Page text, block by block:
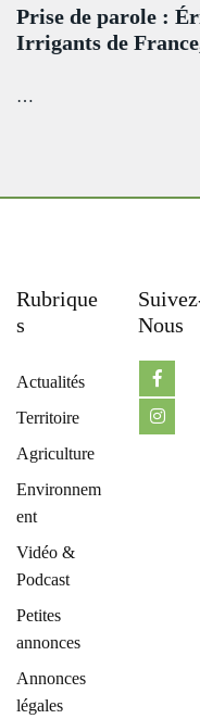
Prise de parole :
Irrigants de
…
Rubrique
S
Actualités
Territoire
Agriculture
Environnem
ent
Vidéo &
Podcast
Petites
annonces
Annonces
légales
Nous